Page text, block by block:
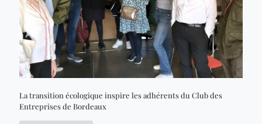
La transition écologique inspire les adhérents du Club des
Entreprises de Bordeaux